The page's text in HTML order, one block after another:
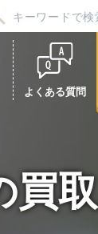
よくある質問
買取